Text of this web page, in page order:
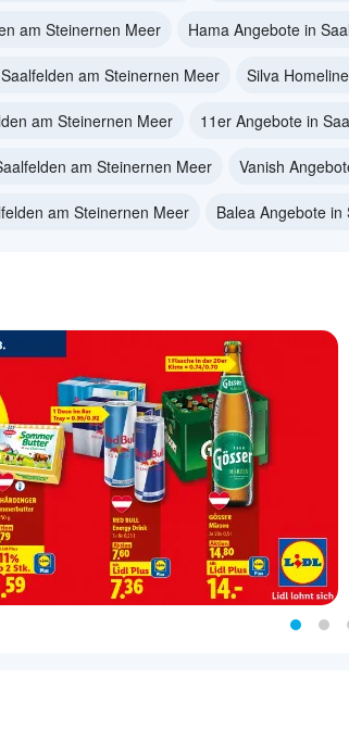
am Steinernen Meer Hama Angebote in
am Steinernen Meer Silva
am Steinernen Meer 11er Angebote in
am Steinernen Meer Vanish
am Steinernen Meer Balea Angebote